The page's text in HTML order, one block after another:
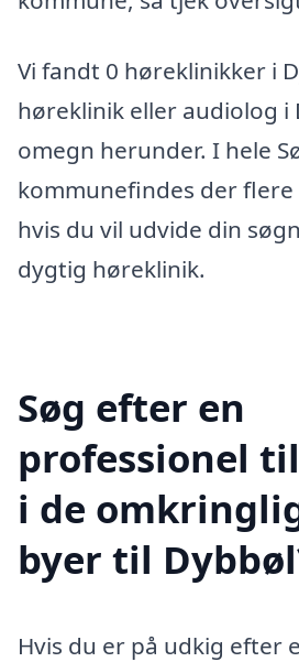
Vi fandt 0 høreklinikker i
høreklinik eller audiolog i
omegn herunder. I hele
kommunefindes der flere
hvis du vil udvide din
dygtig høreklinik.
Søg efter en
professionel
i de
byer til
Hvis du er på udkig efter